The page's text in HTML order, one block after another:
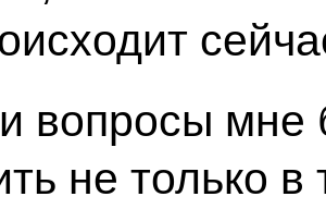
вопросы мне
не только